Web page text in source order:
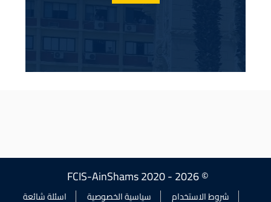
© FCIS-AinShams 2020 - 2026
شروط الاستخدام سياسية الخصوصية
اسئلة شائعة